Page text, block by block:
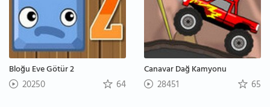
Bloğu Eve Götür 2
20250 64
Canavar Dağ Kamyonu
28451 65